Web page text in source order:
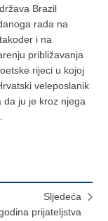
Brazil
rada na
i na
približavanja
rijeci u kojoj
veleposlanik
da ju je kroz njega
Sljedeća
prijateljstva